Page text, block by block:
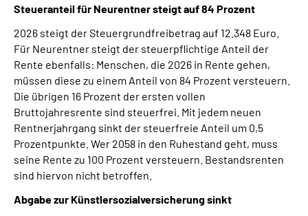
Steueranteil für Neurentner steigt auf 84 Prozent
2026 steigt der Steuergrundfreibetrag auf 12.348 Euro.
Für Neurentner steigt der steuerpflichtige Anteil der
Rente ebenfalls: Menschen, die 2026 in Rente gehen,
müssen diese zu einem Anteil von 84 Prozent versteuern.
Die übrigen 16 Prozent der ersten vollen
Bruttojahresrente sind steuerfrei. Mit jedem neuen
Rentnerjahrgang sinkt der steuerfreie Anteil um 0,5
Prozentpunkte. Wer 2058 in den Ruhestand geht, muss
seine Rente zu 100 Prozent versteuern. Bestandsrenten
sind hiervon nicht betroffen.
Abgabe zur Künstlersozialversicherung sinkt